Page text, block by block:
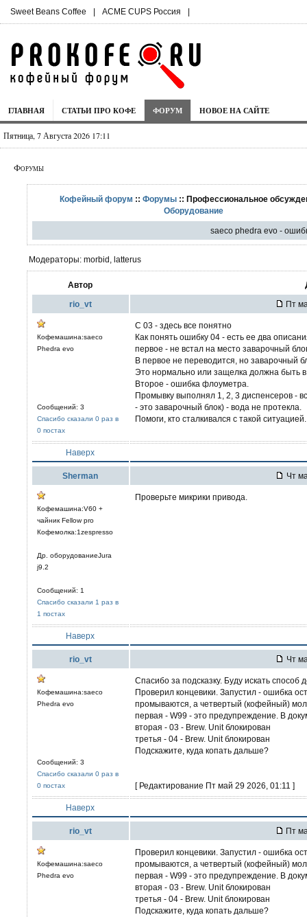
Sweet Beans Coffee | ACME CUPS Россия |
ГЛАВНАЯ СТАТЬИ ПРО КОФЕ ФОРУМ НОВОЕ НА САЙТЕ
Пятница, 7 Августа 2026 17:11
Форумы
Кофейный форум ::Форумы :: Профессиональное
Оборудование
saeco phedra evo -
Модераторы: morbid, latterus
Автор
rio_vt Пт
Кофемашина:saeco
Phedra evo
Сообщений: 3
Спасибо сказали 0 раз в
0 постах
С 03 - здесь все понятно
Как понять ошибку 04 - есть ее два
первое - не встал на место заварочный
В первое не переводится, но заварочный
Это нормально или защелка должна быть
Второе - ошибка флоуметра.
Промывку выполнял 1, 2, 3 диспенсеров -
- это заварочный блок) - вода не протекла.
Помоги, кто сталкивался с такой ситуацией.
Наверх
Sherman Чт
Кофемашина:V60 +
чайник Fellow pro
Кофемолка:1zespresso
Др. оборудованиеJura
j9.2
Сообщений: 1
Спасибо сказали 1 раз в
1 постах
Проверьте микрики привода.
Наверх
rio_vt Чт
Кофемашина:saeco
Phedra evo
Сообщений: 3
Спасибо сказали 0 раз в
0 постах
Спасибо за подсказку. Буду искать способ
Проверил концевики. Запустил - ошибка
промываются, а четвертый (кофейный)
первая - W99 - это предупреждение. В
вторая - 03 - Brew. Unit блокирован
третья - 04 - Brew. Unit блокирован
Подскажите, куда копать дальше?
[ Редактирование Пт май 29 2026, 01:11 ]
Наверх
rio_vt Пт
Кофемашина:saeco
Phedra evo
Проверил концевики. Запустил - ошибка
промываются, а четвертый (кофейный)
первая - W99 - это предупреждение. В
вторая - 03 - Brew. Unit блокирован
третья - 04 - Brew. Unit блокирован
Подскажите, куда копать дальше?